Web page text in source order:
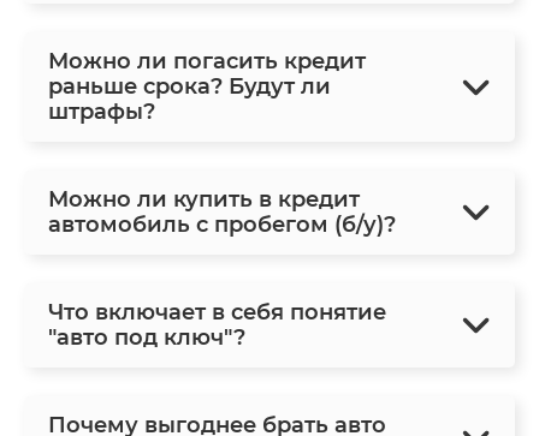
Можно ли погасить кредит
раньше срока? Будут ли
штрафы?
Можно ли купить в кредит
автомобиль с пробегом (б/у)?
Что включает в себя понятие
"авто под ключ"?
Почему выгоднее брать авто